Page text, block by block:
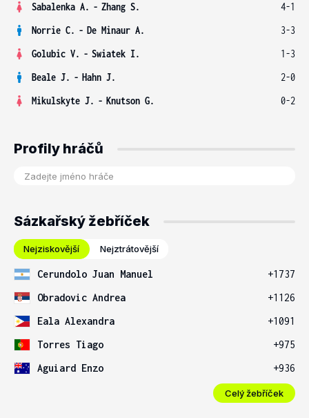
Sabalenka A. - Zhang S.
4-1
Norrie C. - De Minaur A.
3-3
Golubic V. - Swiatek I.
1-3
Beale J. - Hahn J.
2-0
Mikulskyte J. - Knutson G. 0-2
Profily hráčů
Sázkařský žebříček
Nejziskovější Nejztrátovější
Cerundolo Juan Manuel
+1737
Obradovic Andrea
+1126
Eala Alexandra
+1091
Torres Tiago
+975
Aguiard Enzo
+936
Celý žebříček